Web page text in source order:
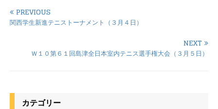
PREVIOUS
関西学生新進テニストーナメント（３月４日）
NEXT
Ｗ１０第６１回島津全日本室内テニス選手権大会（３月５日）
カテゴリー